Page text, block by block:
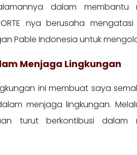
dalam membantu
nya berusaha
Pable Indonesia untuk
Menjaga Lingkungan
ini membuat saya
menjaga lingkungan.
turut berkontibusi dalam